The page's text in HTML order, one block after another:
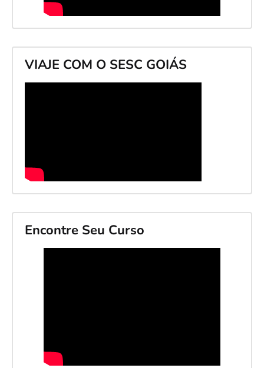
VIAJE COM O SESC GOIÁS
Encontre Seu Curso